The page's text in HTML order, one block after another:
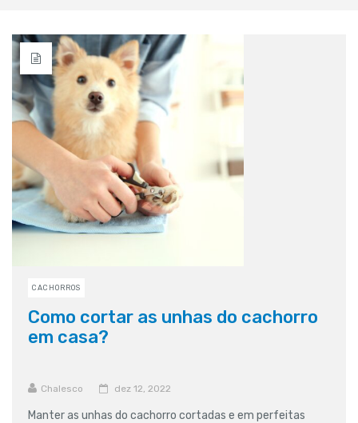
CACHORROS
Como cortar as unhas do cachorro
em casa?
Chalesco dez 12, 2022
Manter as unhas do cachorro cortadas e em perfeitas